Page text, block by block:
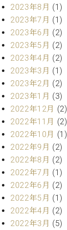
タ
イ
ン
ア
カ
デ
ミ
ー
W.
ホ
マ
ン
プ
ロ
フ
ェ
ッ
シ
ョ
ス
セン
トラ
ム東
京の
内
(PDF)
お
問
い
せ
本
社
：
2023年8月 (1)
2023年7月 (1)
2023年6月 (2)
2023年5月 (2)
2023年4月 (2)
2023年3月 (1)
2023年2月 (2)
2023年1月 (3)
2022年12月 (2)
2022年11月 (2)
2022年10月 (1)
2022年9月 (2)
2022年8月 (2)
2022年7月 (1)
2022年6月 (2)
2022年5月 (1)
2022年4月 (2)
2022年3月 (5)